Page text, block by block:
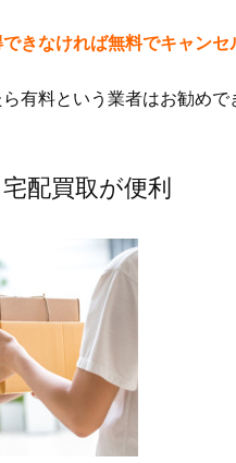
きなければ無料でキャン
有料という業者はお勧めで
配買取が便利